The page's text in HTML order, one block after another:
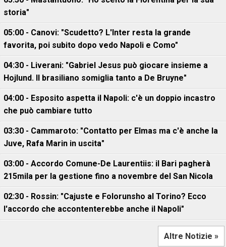
storia"
05:00 - Canovi: "Scudetto? L'Inter resta la grande
favorita, poi subito dopo vedo Napoli e Como"
04:30 - Liverani: "Gabriel Jesus può giocare insieme a
Hojlund. Il brasiliano somiglia tanto a De Bruyne"
04:00 - Esposito aspetta il Napoli: c'è un doppio incastro
che può cambiare tutto
03:30 - Cammaroto: "Contatto per Elmas ma c'è anche la
Juve, Rafa Marin in uscita"
03:00 - Accordo Comune-De Laurentiis: il Bari pagherà
215mila per la gestione fino a novembre del San Nicola
02:30 - Rossin: "Cajuste e Folorunsho al Torino? Ecco
l'accordo che accontenterebbe anche il Napoli"
Altre Notizie »